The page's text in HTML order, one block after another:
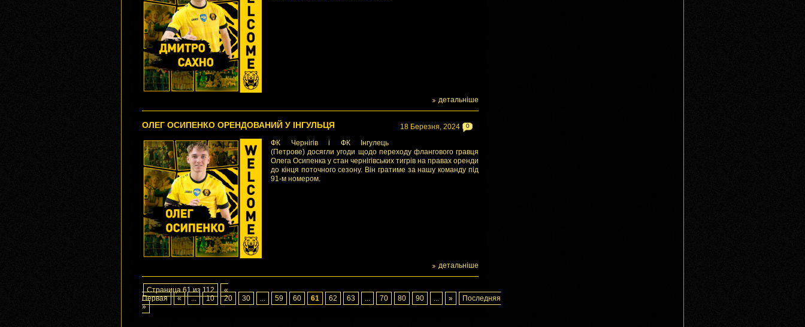
детальніше
0
18 Березня, 2024
ОЛЕГ ОСИПЕНКО ОРЕНДОВАНИЙ У ІНГУЛЬЦЯ
ФК Чернігів і ФК Інгулець
(Петрове) досягли угоди щодо переходу флангового гравця
Олега Осипенка у стан чернігівських тигрів на правах оренди
до кінця поточного сезону. Він гратиме за нашу команду під
91-м номером.
детальніше
Страница 61 из 112
«
Первая
« ... 10 20 30 ... 59 60 61 62 63 ... 70 80 90 ... »
Последняя
»